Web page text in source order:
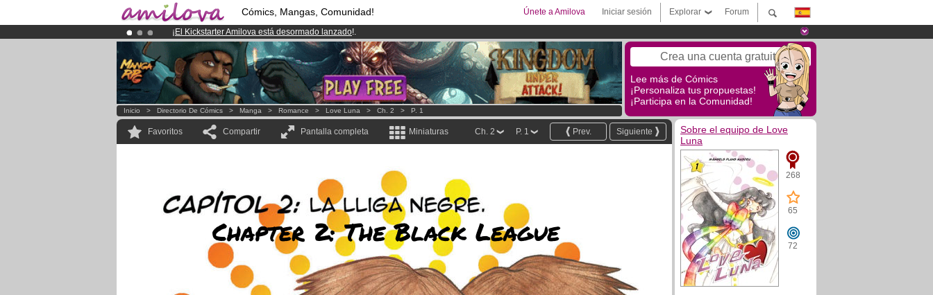
Cómics, Mangas, Comunidad! Forum
Explorar
Iniciar sesión
Únete a Amilova
¡ El Kickstarter Amilova está desormado lanzado!.
¡Ya tenemos 134393miembrosy 1208Cómics y Mangas!.
¡Conviertete en Premium por3.95 euros al mes!Hazte Premium ya Crea una cuenta gratuita
Lee más de Cómics
¡Personaliza tus propuestas!
¡Participa en la Comunidad!
Inicio > Directorio De Cómics > Manga > Romance > Love Luna > Ch. 2 > P. 1
Favoritos Compartir Pantalla completa Miniaturas Siguiente
Prev.
P. 1
Ch. 2
Chapter 2: The Black League
Sobre el equipo de Love
Luna
268
65
72